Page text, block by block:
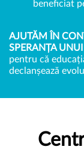
beneficiat
AJUTĂM ÎN
SPERANȚA
pentru că
declanșează